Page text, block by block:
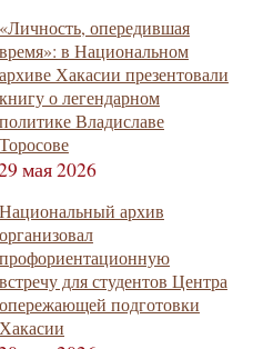
«Личность, опередившая
время»: в Национальном
архиве Хакасии презентовали
книгу о легендарном
политике Владиславе
Торосове
мая 2026
Национальный архив
организовал
профориентационную
встречу для студентов Центра
опережающей подготовки
Хакасии